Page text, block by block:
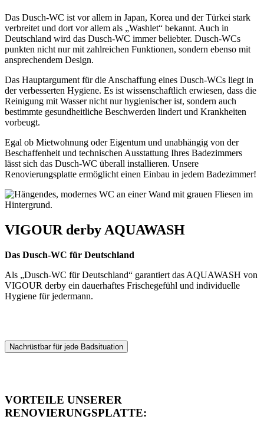
Das Dusch-WC ist vor allem in Japan, Korea und der Türkei stark
verbreitet und dort vor allem als „Washlet“ bekannt. Auch in
Deutschland wird das Dusch-WC immer beliebter. Dusch-WCs
punkten nicht nur mit zahlreichen Funktionen, sondern ebenso mit
ansprechendem Design.
Das Hauptargument für die Anschaffung eines Dusch-WCs liegt in
der verbesserten Hygiene. Es ist wissenschaftlich erwiesen, dass die
Reinigung mit Wasser nicht nur hygienischer ist, sondern auch
bestimmte gesundheitliche Beschwerden lindert und Krankheiten
vorbeugt.
Egal ob Mietwohnung oder Eigentum und unabhängig von der
Beschaffenheit und technischen Ausstattung Ihres Badezimmers
lässt sich das Dusch-WC überall installieren. Unsere
Renovierungsplatte ermöglicht einen Einbau in jedem Badezimmer!
VIGOUR derby AQUAWASH
Das Dusch-WC für Deutschland
Als „Dusch-WC für Deutschland“ garantiert das AQUAWASH von
VIGOUR derby ein dauerhaftes Frischegefühl und individuelle
Hygiene für jedermann.
Nachrüstbar für jede Badsituation
VORTEILE UNSERER
RENOVIERUNGSPLATTE: